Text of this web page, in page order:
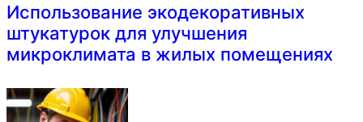
Использование экодекоративных
штукатурок для улучшения
микроклимата в жилых помещениях